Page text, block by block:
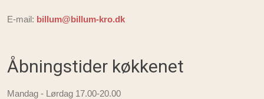
E-mail: billum@billum-kro.dk
Åbningstider køkkenet
Mandag - Lørdag 17.00-20.00